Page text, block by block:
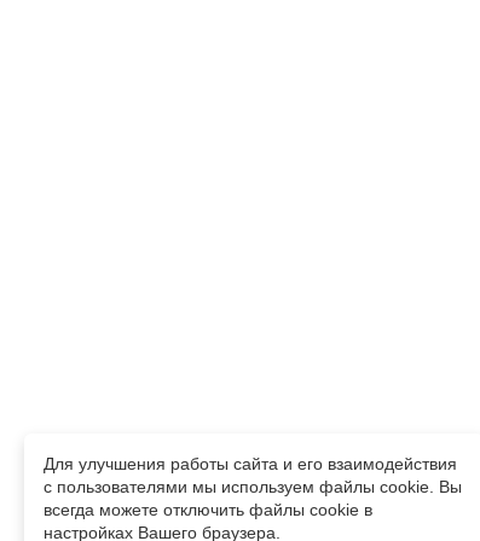
Для улучшения работы сайта и его взаимодействия
с пользователями мы используем файлы cookie. Вы
всегда можете отключить файлы cookie в
настройках Вашего браузера.